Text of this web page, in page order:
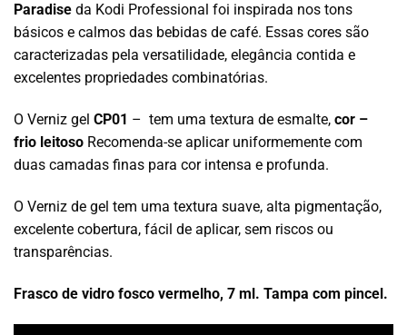
Paradise da Kodi Professional foi inspirada nos tons
básicos e calmos das bebidas de café. Essas cores são
caracterizadas pela versatilidade, elegância contida e
excelentes propriedades combinatórias.
O Verniz gel CP01 – tem uma textura de esmalte, cor –
frio leitoso Recomenda-se aplicar uniformemente com
duas camadas finas para cor intensa e profunda.
O Verniz de gel tem uma textura suave, alta pigmentação,
excelente cobertura, fácil de aplicar, sem riscos ou
transparências.
Frasco de vidro fosco vermelho, 7 ml. Tampa com pincel.